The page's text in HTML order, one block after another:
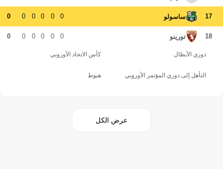
17 ساسولو 0
0
0
0
0
0
18 تورينو 0
0
0
0
0
0
دوري الأبطال كأس الاتحاد الأوروبي
التأهل إلى دوري المؤتمر الأوروبي هبوط
عرض الكل